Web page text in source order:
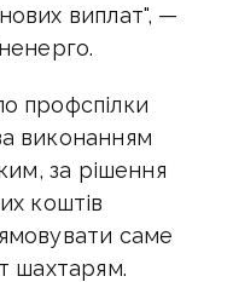
виплат", —
профспілки
виконанням
за рішення
коштів
саме
шахтарям.